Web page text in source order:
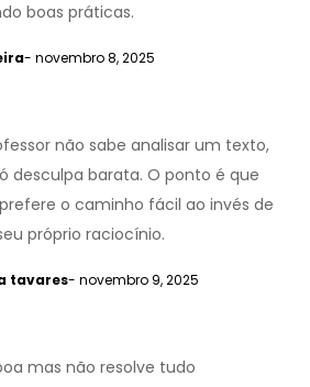
boas práticas.
- novembro 8, 2025
não sabe analisar um texto,
desculpa barata. O ponto é que
o caminho fácil ao invés de
próprio raciocínio.
tavares- novembro 9, 2025
mas não resolve tudo